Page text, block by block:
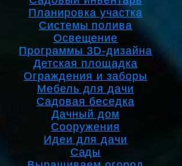
Планировка участка
Системы полива
Освещение
Программы 3D-дизайна
Детская площадка
Ограждения и заборы
Мебель для дачи
Садовая беседка
Дачный дом
Сооружения
Идеи для дачи
Сады